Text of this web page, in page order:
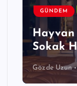
Hilton,
Editör